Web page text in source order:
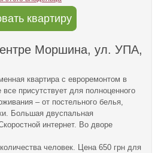
квартиру
Моршина, ул. УПА,
квартира с евроремонтом в
присутствует для полноценного
– от постельного белья,
Большая двуспальная
интернет. Во дворе
человек. Цена 650 грн для